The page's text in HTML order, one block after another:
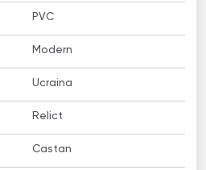
PVC
Modern
Ucraina
Relict
Castan